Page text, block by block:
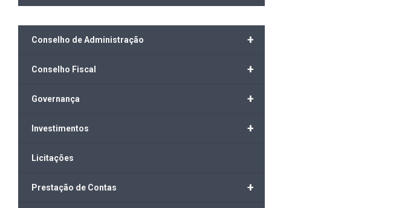
+
Conselho de Administração
+
Conselho Fiscal
+
Governança
+
Investimentos
Licitações
+
Prestação de Contas